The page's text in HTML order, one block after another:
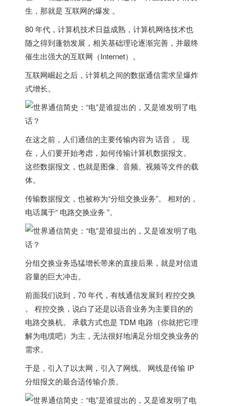
生，那就是 互联网的爆发 。
80 年代，计算机技术日益成熟，计算机网络技术也
随之得到蓬勃发展，相关基础理论逐渐完善，并最终
催生出强大的互联网（Internet）。
互联网崛起之后，计算机之间的数据通信需求呈爆炸
式增长。
在这之前，人们通信的主要传输内容为 话音 。 现
在，人们要开始考虑，如何传输计算机数据报文。
这些数据报文，也就是图像、音频、视频等文件的载
体。
传输数据报文，也被称为“分组交换业务”。 相对的，
电话属于“ 电路交换业务 ”。
分组交换业务迅猛增长带来的直接后果，就是对信道
容量的巨大冲击。
前面我们说到，70 年代，有线通信发展到 程控交换
。 程控交换，说白了还是以语音业务为主要目的的
电路交换机。 承载方式也是 TDM 电路（你就把它理
解为电缆吧）为主，无法很好地满足分组交换业务的
需求。
于是，引入了以太网，引入了网线。 网线是传输 IP
分组报文的最合适传输介质。